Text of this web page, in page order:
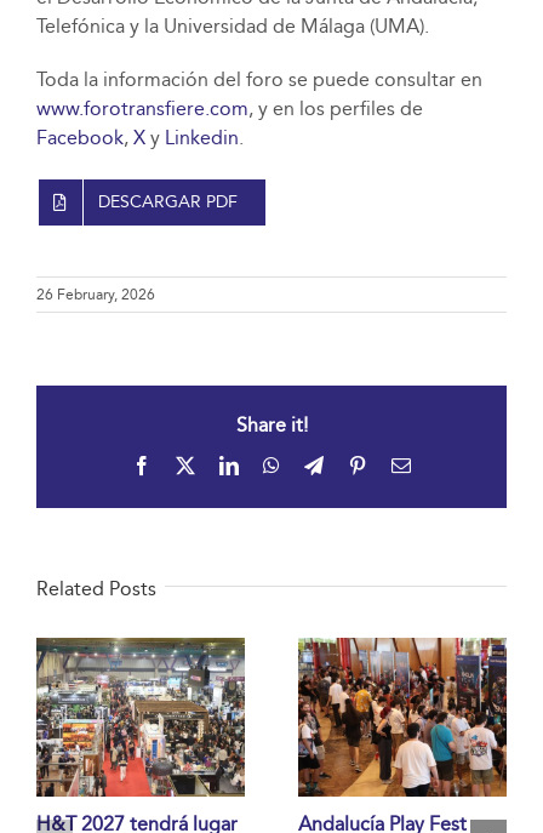
Telefónica y la Universidad de Málaga (UMA).
Toda la información del foro se puede consultar en
www.forotransfiere.com, y en los perfiles de
Facebook, Xy Linkedin.
DESCARGAR PDF
26 February, 2026
Share it!
Facebook LinkedInWhatsApp
TelegramPinterestEmail
Related Posts
H&T 2027 tendrá lugar
Andalucía Play Fest